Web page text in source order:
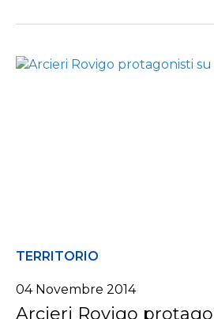
TERRITORIO
04 Novembre 2014
Arcieri Rovigo